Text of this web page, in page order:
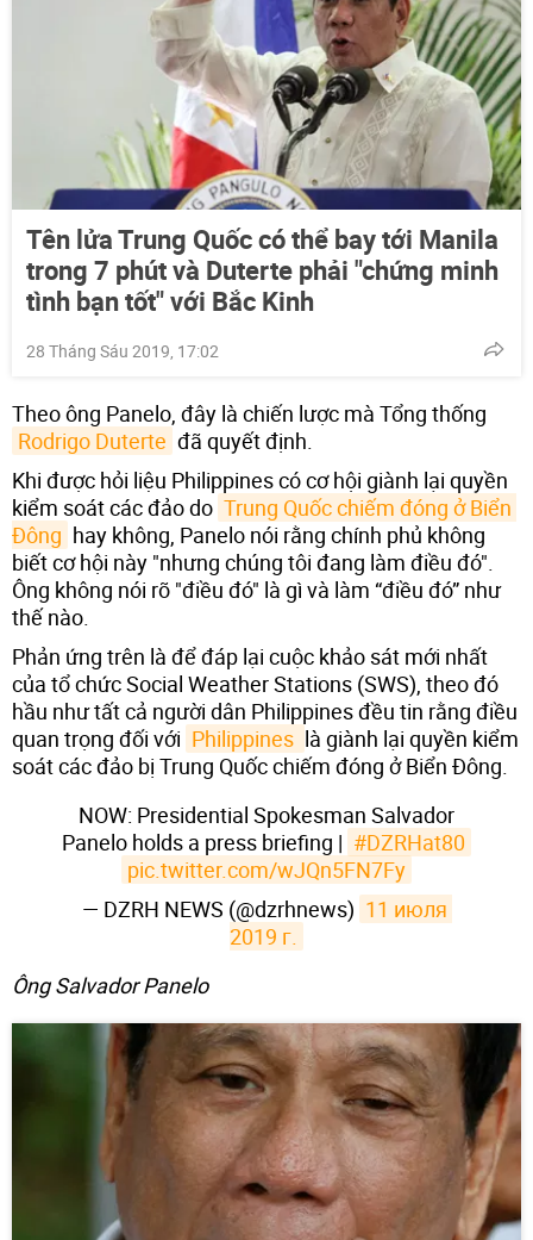
Tên lửa Trung Quốc có thể bay tới Manila
trong 7 phút và Duterte phải "chứng minh
tình bạn tốt" với Bắc Kinh
28 Tháng Sáu 2019, 17:02
Theo ông Panelo, đây là chiến lược mà Tổng thống
Rodrigo Duterte đã quyết định.
Khi được hỏi liệu Philippines có cơ hội giành lại quyền
kiểm soát các đảo do Trung Quốc chiếm đóng ở Biển
Đông hay không, Panelo nói rằng chính phủ không
biết cơ hội này "nhưng chúng tôi đang làm điều đó".
Ông không nói rõ "điều đó" là gì và làm “điều đó” như
thế nào.
Phản ứng trên là để đáp lại cuộc khảo sát mới nhất
của tổ chức Social Weather Stations (SWS), theo đó
hầu như tất cả người dân Philippines đều tin rằng điều
quan trọng đối với Philippines là giành lại quyền kiểm
soát các đảo bị Trung Quốc chiếm đóng ở Biển Đông.
NOW: Presidential Spokesman Salvador
Panelo holds a press briefing | #DZRHat80
pic.twitter.com/wJQn5FN7Fy
— DZRH NEWS (@dzrhnews) 11 июля
2019 г.
​Ông Salvador Panelo